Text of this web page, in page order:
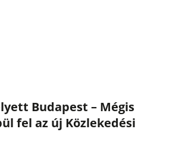
Budapest – Mégis
fel az új Közlekedési